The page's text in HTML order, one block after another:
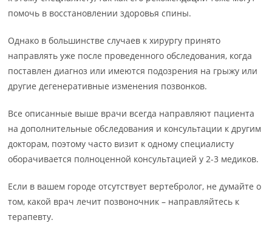
помочь в восстановлении здоровья спины.
Однако в большинстве случаев к хирургу принято
направлять уже после проведенного обследования, когда
поставлен диагноз или имеются подозрения на грыжу или
другие дегенеративные изменения позвонков.
Все описанные выше врачи всегда направляют пациента
на дополнительные обследования и консультации к другим
докторам, поэтому часто визит к одному специалисту
оборачивается полноценной консультацией у 2-3 медиков.
Если в вашем городе отсутствует вертебролог, не думайте о
том, какой врач лечит позвоночник – направляйтесь к
терапевту.